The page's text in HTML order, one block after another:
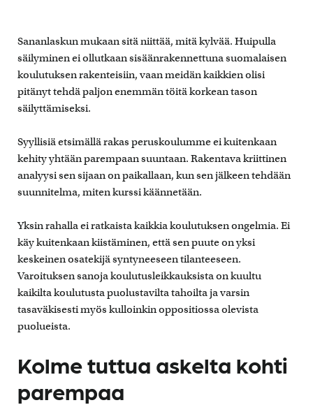
Sananlaskun mukaan sitä niittää, mitä kylvää. Huipulla
säilyminen ei ollutkaan sisäänrakennettuna suomalaisen
koulutuksen rakenteisiin, vaan meidän kaikkien olisi
pitänyt tehdä paljon enemmän töitä korkean tason
säilyttämiseksi.
Syyllisiä etsimällä rakas peruskoulumme ei kuitenkaan
kehity yhtään parempaan suuntaan. Rakentava kriittinen
analyysi sen sijaan on paikallaan, kun sen jälkeen tehdään
suunnitelma, miten kurssi käännetään.
Yksin rahalla ei ratkaista kaikkia koulutuksen ongelmia. Ei
käy kuitenkaan kiistäminen, että sen puute on yksi
keskeinen osatekijä syntyneeseen tilanteeseen.
Varoituksen sanoja koulutusleikkauksista on kuultu
kaikilta koulutusta puolustavilta tahoilta ja varsin
tasaväkisesti myös kulloinkin oppositiossa olevista
puolueista.
Kolme tuttua askelta kohti
parempaa